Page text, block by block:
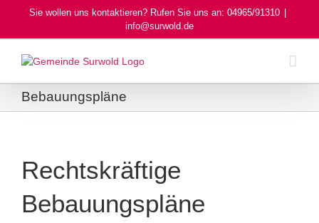
Sie wollen uns kontaktieren? Rufen Sie uns an: 04965/91310
info@surwold.de
Bebauungspläne
Rechtskräftige
Bebauungspläne